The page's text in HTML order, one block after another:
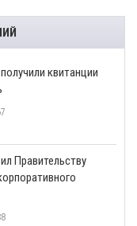
квитанции
Правительству